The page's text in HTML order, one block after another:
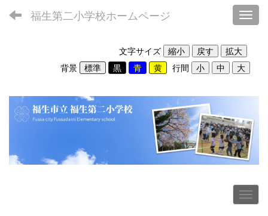
福生第二小学校ホームページ
文字サイズ
背景
行間